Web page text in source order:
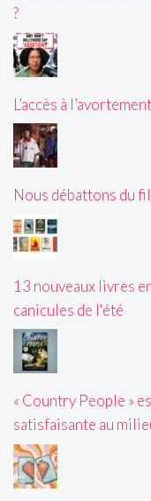
?
L’accès à
Nous débattons du
13 nouveaux livres
canicules de l'été
« Country People »
satisfaisante au